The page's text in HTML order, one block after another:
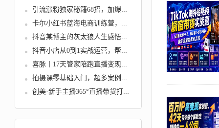
引流涨粉独家秘籍68招，加爆你的...
卡尔小红书蓝海电商训练营，小红...
抖音某博主的灰太狼人生感悟短视...
抖音小店从0到1实战运营，帮你全...
喜脉丨17天管家陪跑直播变现特训...
拍摄课零基础入门，超多案例教学...
创美·新手主播365°直播带货打造...